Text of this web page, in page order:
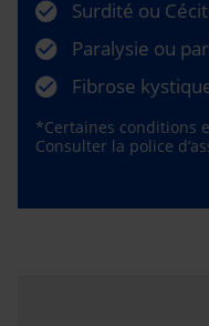
Surdité ou
Paralysie ou
Fibrose
*Certaines conditions
Consulter la police